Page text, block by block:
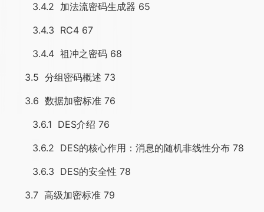
3.4.2 加法流密码生成器 65
3.4.3 RC4 67
3.4.4 祖冲之密码 68
3.5 分组密码概述 73
3.6 数据加密标准 76
3.6.1 DES介绍 76
3.6.2 DES的核心作用：消息的随机非线性分布 78
3.6.3 DES的安全性 78
3.7 高级加密标准 79